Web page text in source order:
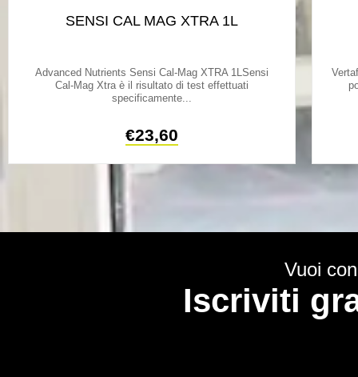
SENSI CAL MAG XTRA 1L
Advanced Nutrients Sensi Cal-Mag XTRA 1LSensi
Cal-Mag Xtra è il risultato di test effettuati
specificamente...
€23,60
Vuoi
Iscriviti